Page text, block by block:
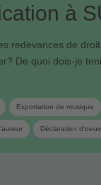
à
redevances de
De quoi dois-je
Exportation de musique
Déclaration